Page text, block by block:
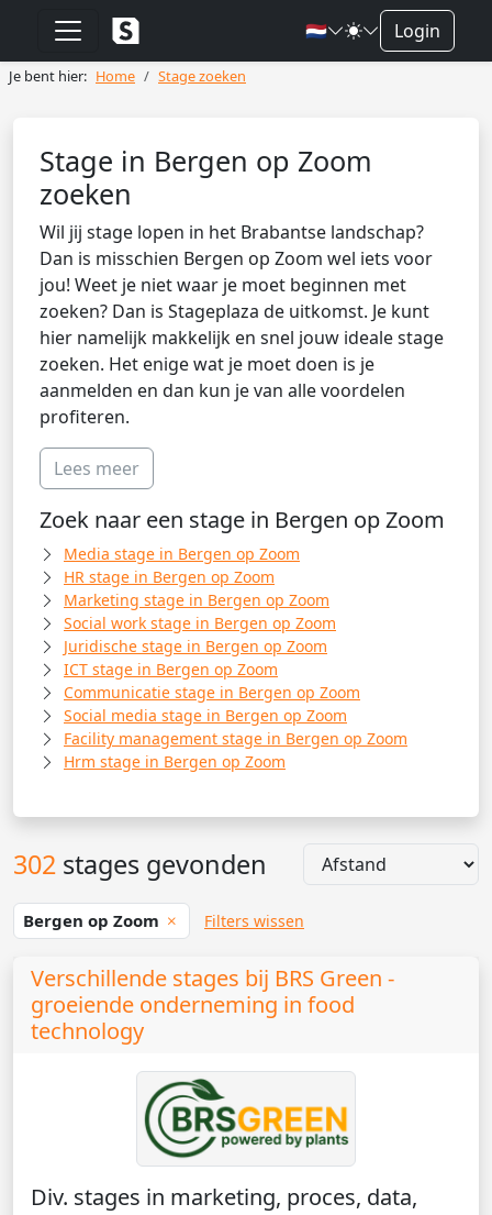
🇳🇱 Login
Je bent hier: Home Stage zoeken
Stage in Bergen op Zoom
zoeken
Wil jij stage lopen in het Brabantse landschap?
Dan is misschien Bergen op Zoom wel iets voor
jou! Weet je niet waar je moet beginnen met
zoeken? Dan is Stageplaza de uitkomst. Je kunt
hier namelijk makkelijk en snel jouw ideale stage
zoeken. Het enige wat je moet doen is je
aanmelden en dan kun je van alle voordelen
profiteren.
Lees meer
Zoek naar een stage in Bergen op Zoom
Media stage in Bergen op Zoom
HR stage in Bergen op Zoom
Marketing stage in Bergen op Zoom
Social work stage in Bergen op Zoom
Juridische stage in Bergen op Zoom
ICT stage in Bergen op Zoom
Communicatie stage in Bergen op Zoom
Social media stage in Bergen op Zoom
Facility management stage in Bergen op Zoom
Hrm stage in Bergen op Zoom
302 stages gevonden
Bergen op Zoom Filters wissen
Verschillende stages bij BRS Green -
groeiende onderneming in food
technology
Div. stages in marketing, proces, data,